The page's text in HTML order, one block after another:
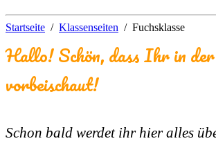
Startseite Klassenseiten Fuchsklasse
Hallo! Schön, dass Ihr in der
vorbeischaut!
Schon bald werdet ihr hier alles